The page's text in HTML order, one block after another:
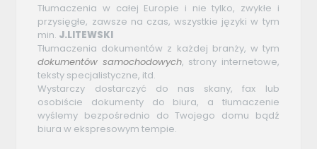
Tłumaczenia w całej Europie i nie tylko, zwykłe i
przysięgłe, zawsze na czas, wszystkie języki w tym
min. J.LITEWSKI
Tłumaczenia dokumentów z każdej branży, w tym
dokumentów samochodowych, strony internetowe,
teksty specjalistyczne, itd.
Wystarczy dostarczyć do nas skany, fax lub
osobiście dokumenty do biura, a tłumaczenie
wyślemy bezpośrednio do Twojego domu bądź
biura w ekspresowym tempie.